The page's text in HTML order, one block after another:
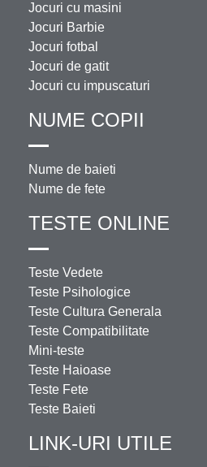
Jocuri cu masini
Jocuri Barbie
Jocuri fotbal
Jocuri de gatit
Jocuri cu impuscaturi
NUME COPII
Nume de baieti
Nume de fete
TESTE ONLINE
Teste Vedete
Teste Psihologice
Teste Cultura Generala
Teste Compatibilitate
Mini-teste
Teste Haioase
Teste Fete
Teste Baieti
LINK-URI UTILE